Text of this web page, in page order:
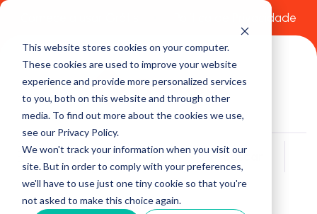
This website stores cookies on your computer.
These cookies are used to improve your website
experience and provide more personalized services
to you, both on this website and through other
media. To find out more about the cookies we use,
see our Privacy Policy.
We won't track your information when you visit our
site. But in order to comply with your preferences,
we'll have to use just one tiny cookie so that you're
not asked to make this choice again.
Política de Privacidade
Buscar